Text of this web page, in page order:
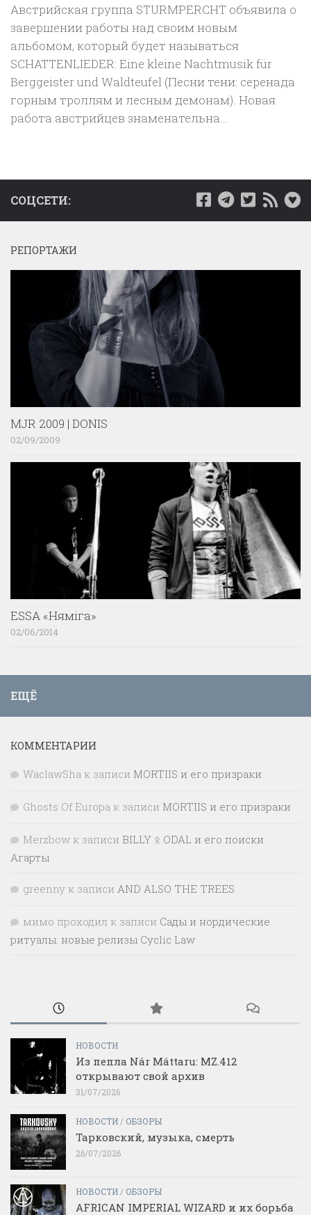
Австрийская группа STURMPERCHT объявила о
завершении работы над своим новым
альбомом, который будет называться
SCHATTENLIEDER: Eine kleine Nachtmusik für
Berggeister und Waldteufel (Песни тени: серенада
горным троллям и лесным демонам). Новая
работа австрийцев знаменательна...
СОЦСЕТИ:
РЕПОРТАЖИ
MJR 2009 | DONIS
02/09/2009
ESSA «Няміга»
02/06/2014
ЕЩЁ
КОММЕНТАРИИ
WaclawSha к записи MORTIIS и его призраки
Ghosts Of Europa к записи MORTIIS и его призраки
Merzbow к записи BILLY ᛟ ODAL и его поиски
Агарты
greenny к записи AND ALSO THE TREES
мимо проходил к записи Сады и нордические
ритуалы: новые релизы Cyclic Law
НОВОСТИ
Из пепла Nár Máttaru: MZ.412
открывают свой архив
31/07/2026
НОВОСТИ / ОБЗОРЫ
Тарковский, музыка, смерть
26/07/2026
НОВОСТИ / ОБЗОРЫ
AFRICAN IMPERIAL WIZARD и их борьба